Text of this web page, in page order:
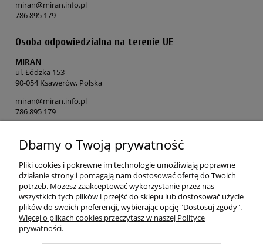
miran@miran.info.pl
786 895 179
Osoba odpowiedzialna na terenie UE
MIRAN
ul. Łódzka 153
90-054 Ksawerów, Polska
miran@miran.info.pl
786 895 179
POMOC
MOJE KONTO
PŁATNOŚCI I DOSTAWA
Dbamy o Twoją prywatność
Pliki cookies i pokrewne im technologie umożliwiają poprawne
działanie strony i pomagają nam dostosować ofertę do Twoich
potrzeb. Możesz zaakceptować wykorzystanie przez nas
wszystkich tych plików i przejść do sklepu lub dostosować użycie
plików do swoich preferencji, wybierając opcję "Dostosuj zgody".
Więcej o plikach cookies przeczytasz w naszej Polityce
prywatności.